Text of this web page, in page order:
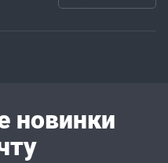
новинки